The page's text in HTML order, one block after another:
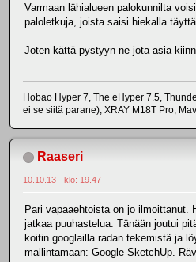
Varmaan lähialueen palokunnilta
paloletkuja, joista saisi hiekalla
Joten kättä pystyyn ne jota asia
Hobao Hyper 7, The eHyper 7.5,
ei se siitä parane), XRAY M18T Pro,
Raaseri
10.10.13 - klo: 19.47
Pari vapaaehtoista on jo ilmoittanut.
jatkaa puuhastelua. Tänään joutui
koitin googlailla radan tekemistä ja
mallintamaan: Google SketchUp.